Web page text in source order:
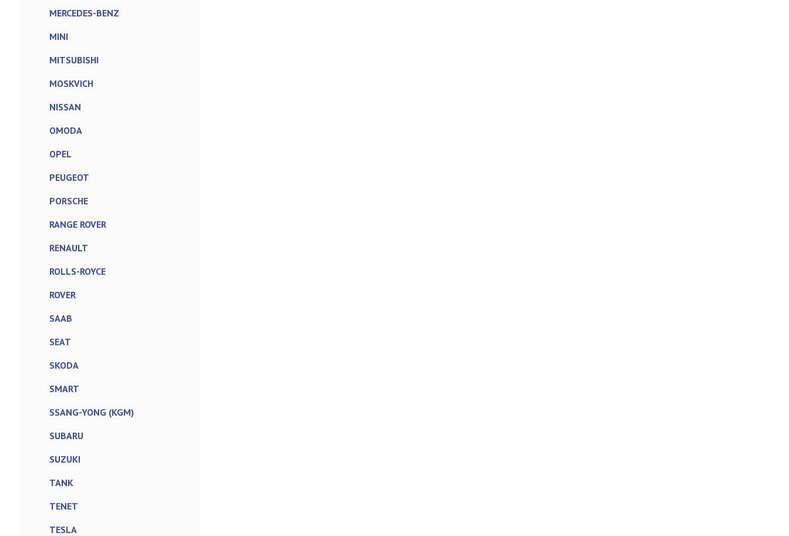
MERCEDES-BENZ
MINI
MITSUBISHI
MOSKVICH
NISSAN
OMODA
OPEL
PEUGEOT
PORSCHE
RANGE ROVER
RENAULT
ROLLS-ROYCE
ROVER
SAAB
SEAT
SKODA
SMART
SSANG-YONG (KGM)
SUBARU
SUZUKI
TANK
TENET
TESLA